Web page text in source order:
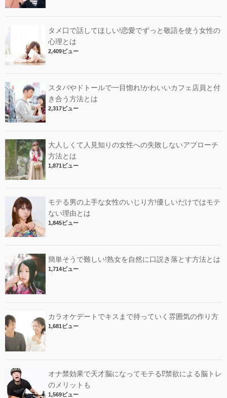
タメ口で話してほしい!恋愛でずっと敬語を使う女性の
心理とは
2,409ビュー
スタバやドトールで一目惚れ!かわいいカフェ店員と付
き合う方法とは
2,317ビュー
大人しくて人見知りの女性への失敗しないアプローチ
方法とは
1,871ビュー
モテる男の上手な女性のいじり方!優しいだけではモテ
ない理由とは
1,845ビュー
簡単そうで難しい!熟女を自然に口説き落とす方法とは
1,714ビュー
カラオケデートでキスまで持っていく雰囲気の作り方
1,681ビュー
オナ禁効果で天才脳になってモテる⁉︎禁欲による脳トレ
のメリットも
1,569ビュー